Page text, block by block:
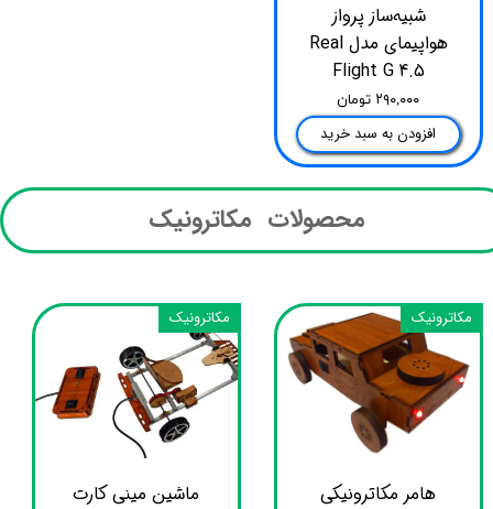
شبیه‌ساز پرواز
هواپیمای مدل Real
Flight G 4.5
۲۹۰,۰۰۰ تومان
افزودن به سبد خرید
هامر مکاترونیکی
مکاترونیک
ماشین مینی کارت
مکاترونیک
محصولات مکاترونیک​​​​​​​